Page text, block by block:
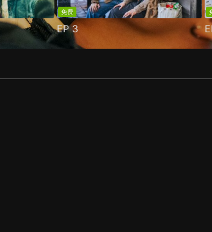
免费
EP3